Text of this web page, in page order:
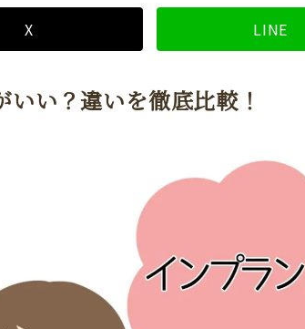
X LINE
い？違いを徹底比較！